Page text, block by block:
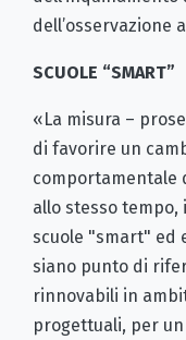
dell’osservazione
SCUOLE “SMART”
«La misura –
di favorire un
comportamentale
allo stesso tempo,
scuole "smart" ed
siano punto di
rinnovabili in
progettuali, per